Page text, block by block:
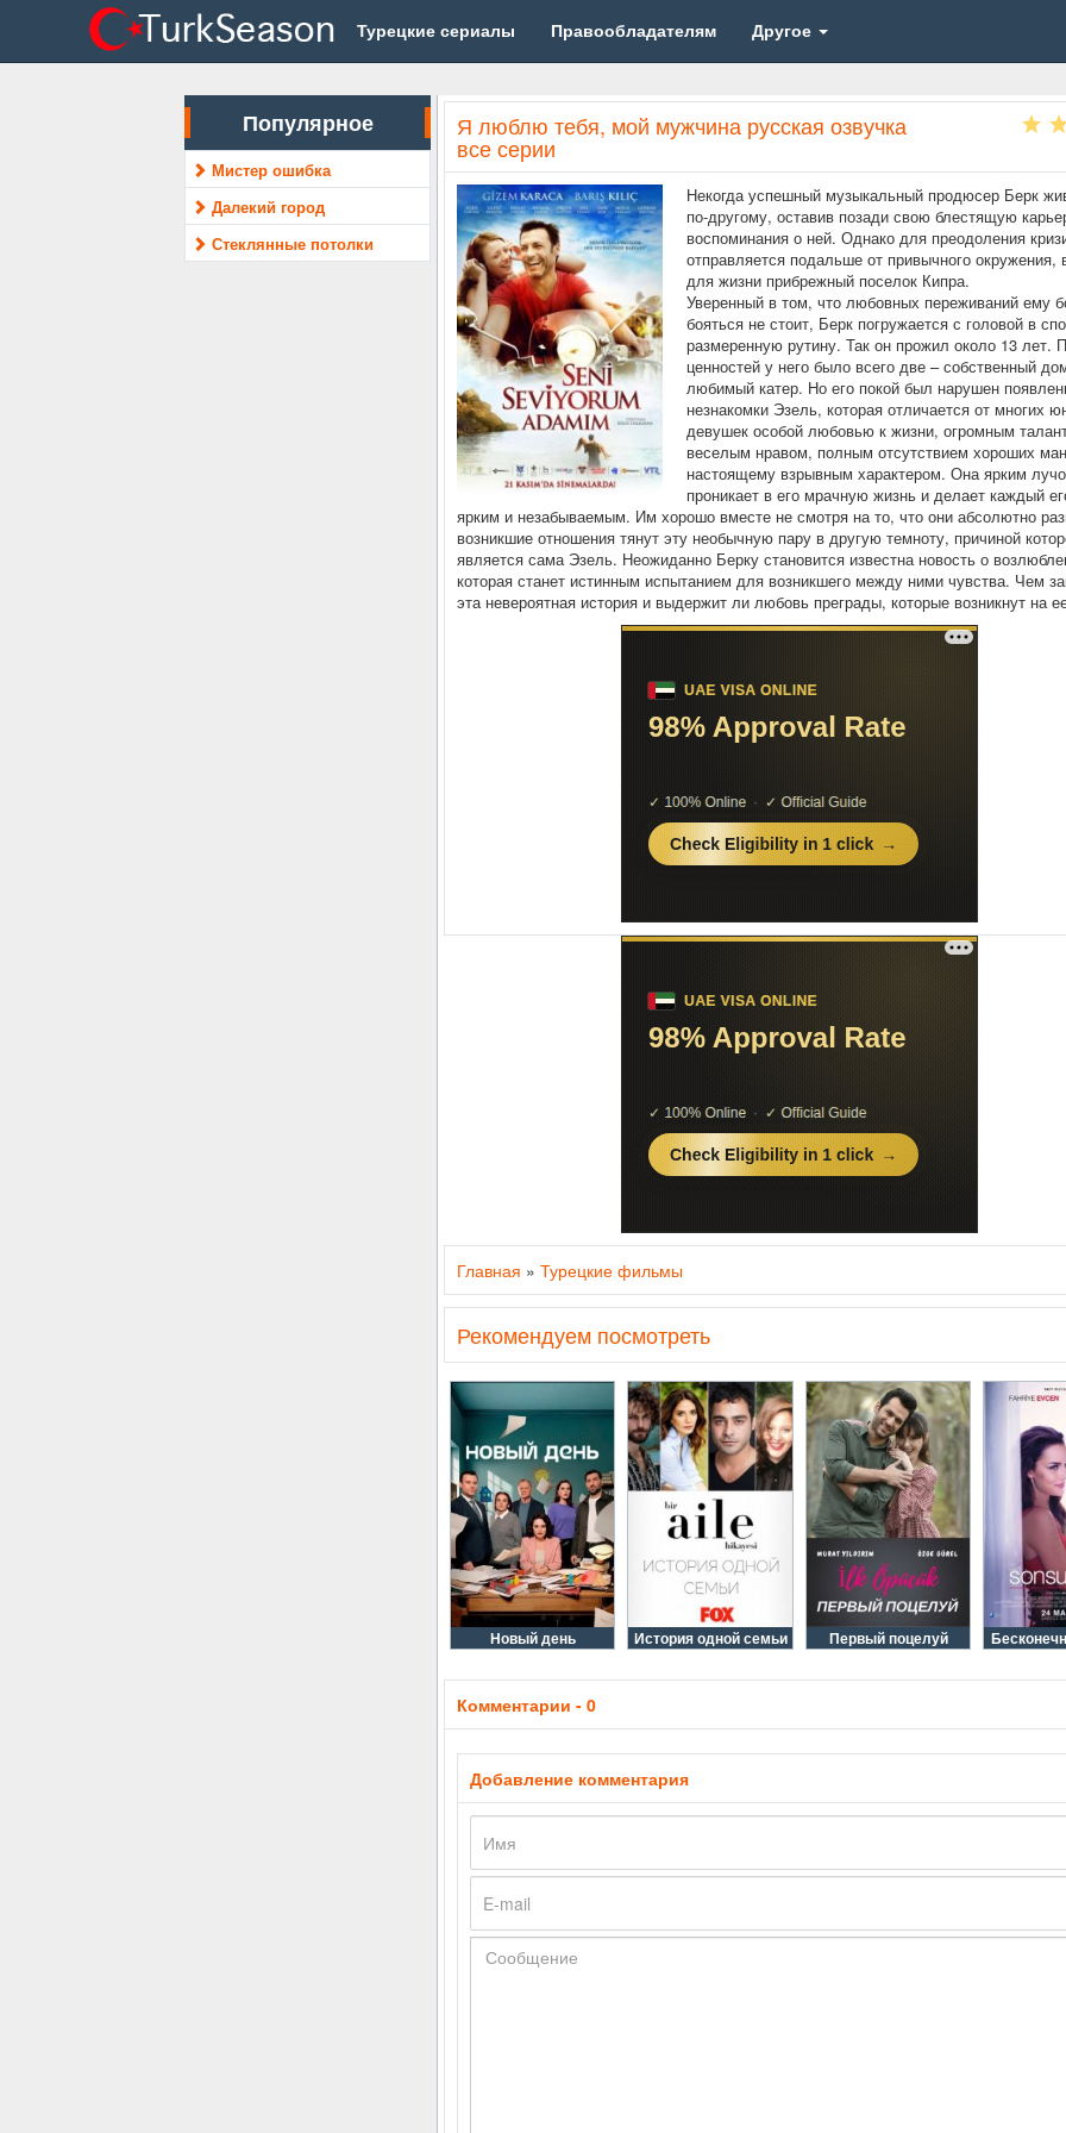
Турецкие сериалы Правообладателям Другое
Популярное
Мистер ошибка
Далекий город
Стеклянные потолки
Я люблю тебя, мой мужчина русская озвучка
все серии
Некогда успешный музыкальный продюсер Берк
по-другому, оставив позади свою блестящую
воспоминания о ней. Однако для преодоления
отправляется подальше от привычного окружения,
для жизни прибрежный поселок Кипра.
Уверенный в том, что любовных переживаний ему
бояться не стоит, Берк погружается с головой в
размеренную рутину. Так он прожил около 13 лет.
ценностей у него было всего две – собственный
любимый катер. Но его покой был нарушен
незнакомки Эзель, которая отличается от многих
девушек особой любовью к жизни, огромным
веселым нравом, полным отсутствием хороших
настоящему взрывным характером. Она ярким
проникает в его мрачную жизнь и делает каждый
ярким и незабываемым. Им хорошо вместе не смотря на то, что они абсолютно
возникшие отношения тянут эту необычную пару в другую темноту, причиной
является сама Эзель. Неожиданно Берку становится известна новость о
которая станет истинным испытанием для возникшего между ними чувства. Чем
эта невероятная история и выдержит ли любовь преграды, которые возникнут на
Главная » Турецкие фильмы
Рекомендуем посмотреть
Новый день История одной семьи Первый поцелуй
Комментарии - 0
Добавление комментария